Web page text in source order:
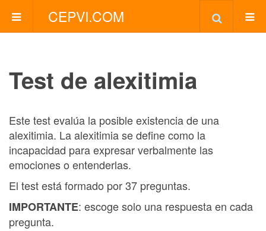
CEPVI.COM
Test de alexitimia
Este test evalúa la posible existencia de una
alexitimia. La alexitimia se define como la
incapacidad para expresar verbalmente las
emociones o entenderlas.
El test está formado por 37 preguntas.
IMPORTANTE: escoge solo una respuesta en cada
pregunta.